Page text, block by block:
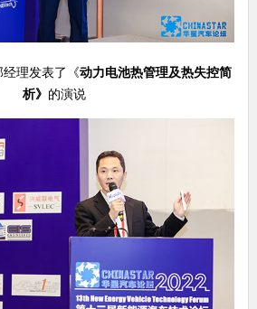
理发表了《动力电池热管理及热失控简
析》 的演说